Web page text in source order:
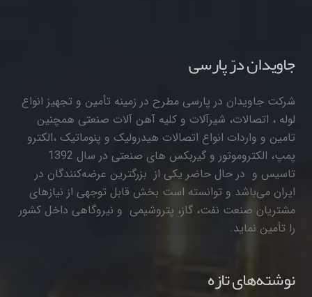
جاویدان درّ پارسی
شرکت جاویدان در پارسی مطرح در زمینه تأمین و تجهیز انواع
لوله ، اتصالات، شیرآلات و کلیه آهن آلات صنعتی همچنین
تامین و واردات انواع اتصالات هیدرولیک و پنوماتیک ،الکترو
پمپ، الکتروموتور و گیربکس های صنعتی در سال 1392
تاسیس و در حال حاضر یکی از بزرگترین عرضه‌کنندگان در
ایران می‌باشد و توانسته است بخش قابل توجهی از نیازهای
مشتریان صنعت نفت، گاز، پتروشیمی و نیروگاهی داخل کشور
را تأمین نماید.
نوشته‌های تازه